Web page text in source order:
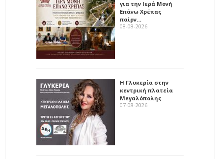
για την Ιερά Μονή
Επάνω Χρέπας
παίρν…
08-08-2026
Η Γλυκερία στην
κεντρική πλατεία
Μεγαλόπολης
07-08-2026